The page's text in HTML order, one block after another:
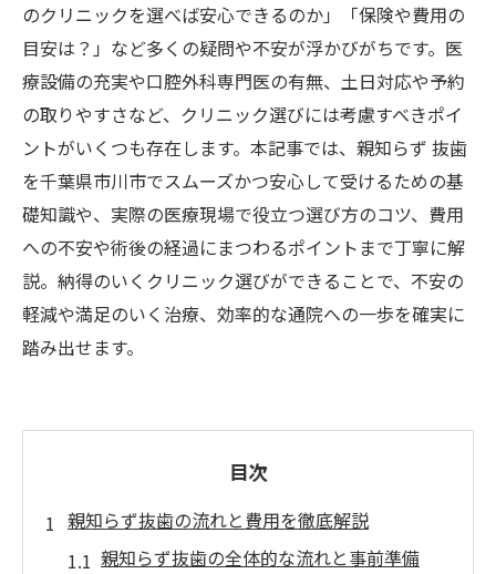
のクリニックを選べば安心できるのか」「保険や費用の
目安は？」など多くの疑問や不安が浮かびがちです。医
療設備の充実や口腔外科専門医の有無、土日対応や予約
の取りやすさなど、クリニック選びには考慮すべきポイ
ントがいくつも存在します。本記事では、親知らず 抜歯
を千葉県市川市でスムーズかつ安心して受けるための基
礎知識や、実際の医療現場で役立つ選び方のコツ、費用
への不安や術後の経過にまつわるポイントまで丁寧に解
説。納得のいくクリニック選びができることで、不安の
軽減や満足のいく治療、効率的な通院への一歩を確実に
踏み出せます。
目次
親知らず抜歯の流れと費用を徹底解説
親知らず抜歯の全体的な流れと事前準備